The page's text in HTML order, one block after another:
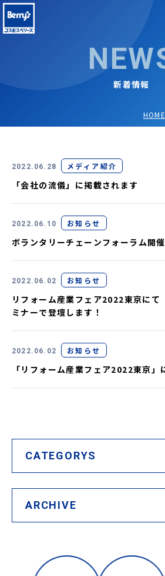
新着情報
HOME
2022.06.28 メディア紹介
「会社の流儀」に掲載されます
2022.06.10 お知らせ
ボランタリーチェーンフォーラム開
2022.06.02 お知らせ
リフォーム産業フェア2022東京に
ミナーで登壇します！
2022.06.02 お知らせ
「リフォーム産業フェア2022東京」
CATEGORYS
ARCHIVE